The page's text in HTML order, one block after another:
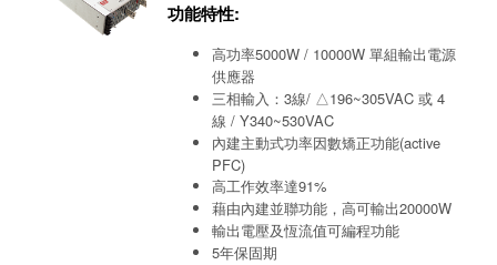
功能特性:
高功率5000W / 10000W 單組輸出電源
供應器
三相輸入：3線/ △196~305VAC 或 4
線 / Y340~530VAC
內建主動式功率因數矯正功能(active
PFC)
高工作效率達91%
藉由內建並聯功能，高可輸出20000W
輸出電壓及恆流值可編程功能
5年保固期